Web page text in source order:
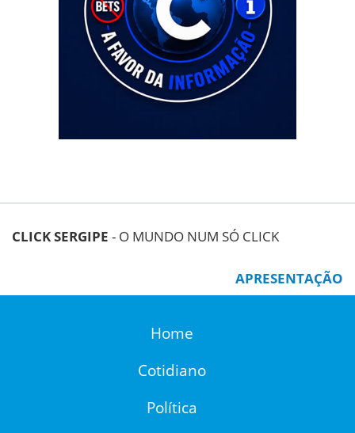
CLICK SERGIPE - O MUNDO NUM SÓ CLICK
APRESENTAÇÃO
Home
Cotidiano
Política